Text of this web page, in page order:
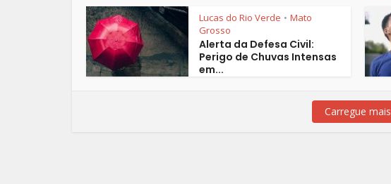
Lucas do Rio Verde • Mato
Grosso
Alerta da Defesa Civil:
Perigo de Chuvas Intensas
em...
Carregue mais